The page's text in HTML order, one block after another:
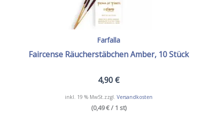
Farfalla
Faircense Räucherstäbchen Amber, 10 Stück
4,90 €
inkl. 19 % MwSt.zzgl. Versandkosten
(0,49 € / 1 st)